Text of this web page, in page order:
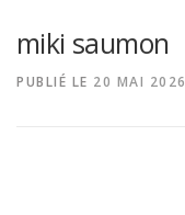
LA BOUTIQUE
miki saumon
PUBLIÉ LE 20 MAI 2026